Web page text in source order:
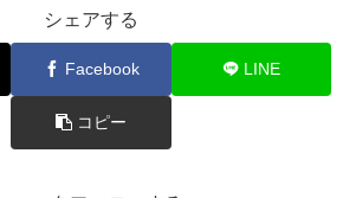
シェアする
Facebook LINE
コピー